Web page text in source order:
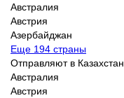
Австралия
Австрия
Азербайджан
Еще 194 страны
Отправляют в Казахстан
Австралия
Австрия